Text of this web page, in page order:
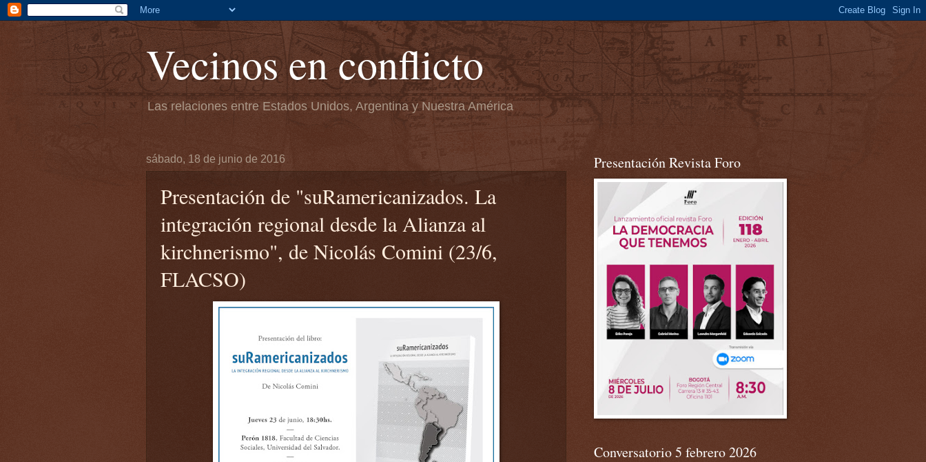
Vecinos en conflicto
Las relaciones entre Estados Unidos, Argentina y Nuestra América
sábado, 18 de junio de 2016
Presentación de "suRamericanizados. La
integración regional desde la Alianza al
kirchnerismo", de Nicolás Comini (23/6,
FLACSO)
Presentación Revista Foro
Conversatorio 5 febrero 2026